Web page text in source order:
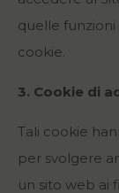
quelle
cookie.
3. Cookie di
Tali cookie
per svolgere
un sito web ai